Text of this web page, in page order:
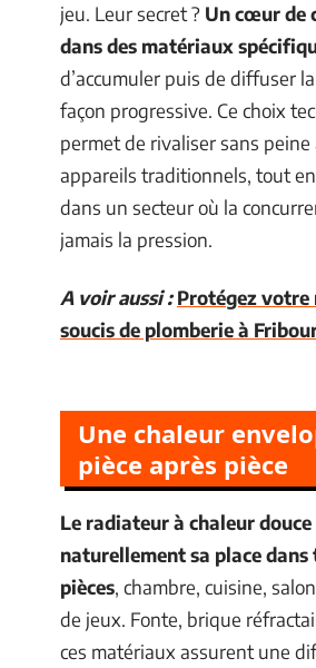
jeu. Leur secret ? Un cœur de
dans des matériaux
d’accumuler puis de diffuser
façon progressive. Ce choix
permet de rivaliser sans peine
appareils traditionnels, tout
dans un secteur où la
jamais la pression.
A voir aussi : Protégez votre
soucis de plomberie à
Une chaleur
pièce après pièce
Le radiateur à chaleur
naturellement sa place dans
pièces, chambre, cuisine,
de jeux. Fonte, brique
ces matériaux assurent une